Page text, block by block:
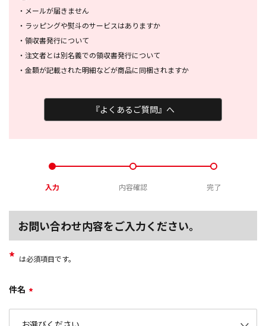
・ メールが届きません
・ ラッピングや熨斗のサービスはありますか
・ 領収書発行について
・ 注文者とは別名義での領収書発行について
・ 金額が記載された明細などが商品に同梱されますか
『よくあるご質問』へ
入力 内容確認 完了
お問い合わせ内容をご入力ください。
* は必須項目です。
件名 *